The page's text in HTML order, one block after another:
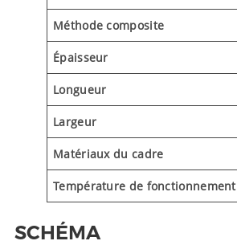
Méthode composite
Épaisseur
Longueur
Largeur
Matériaux du cadre
Température de fonctionnement
SCHÉMA